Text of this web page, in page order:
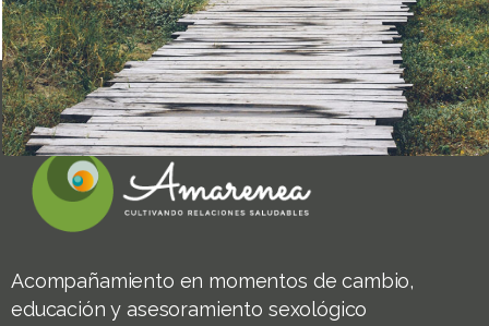
Acompañamiento en momentos de cambio,
educación y asesoramiento sexológico